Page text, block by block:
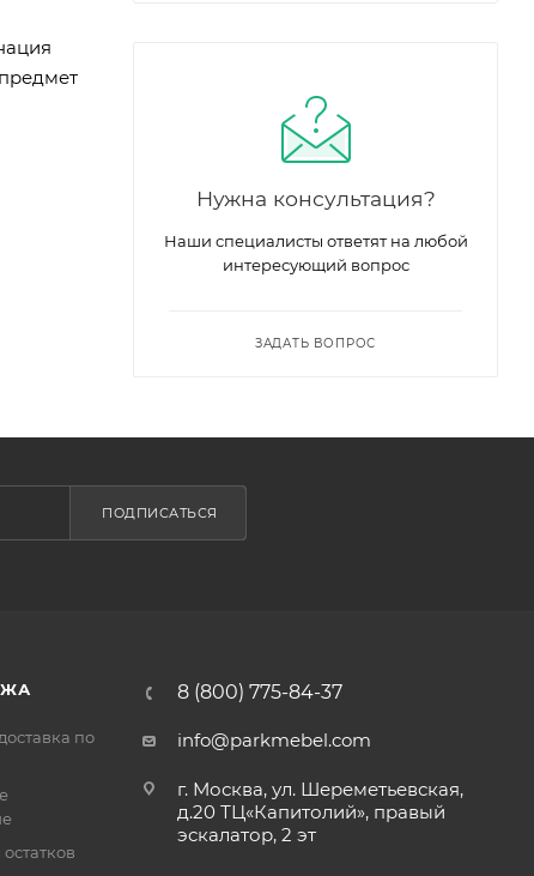
Нужна консультация?
Наши специалисты ответят на любой
интересующий вопрос
ЗАДАТЬ ВОПРОС
ПОДПИСАТЬСЯ
по
8 (800) 775-84-37
info@parkmebel.com
г. Москва, ул. Шереметьевская,
д.20 ТЦ«Капитолий», правый
эскалатор, 2 эт